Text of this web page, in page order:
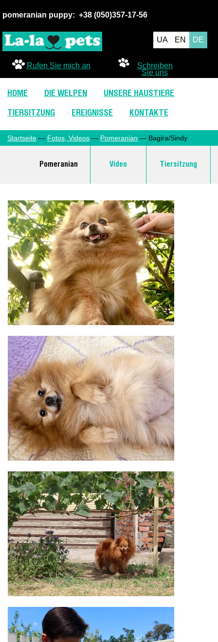
pomeranian puppy: +38 (050)357-17-56
UA EN DE
Rufen Sie mich an
Schreiben
Sie uns
HOME DIE WELPEN UNSERE HAUSTIERE
TIERSITZUNG EREIGNISSE KONTAKTE
Startseite — Fotos, Videos — Pomeranian — Bagira/Sindy
Pomeranian Video Tiersitzung